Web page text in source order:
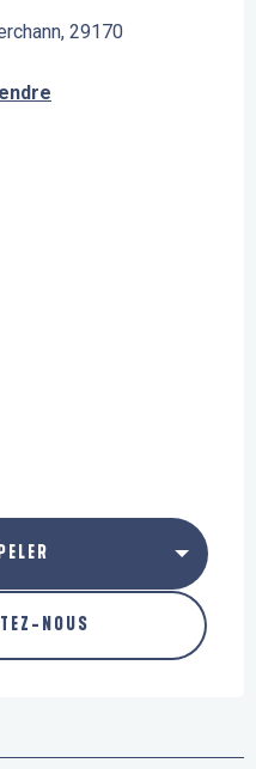
29170
NOUS